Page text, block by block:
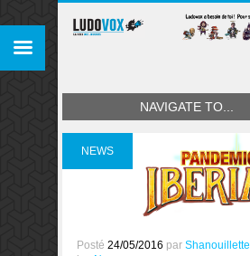
NAVIGATE TO...
NEWS
Posté 24/05/2016 par Shanouillette